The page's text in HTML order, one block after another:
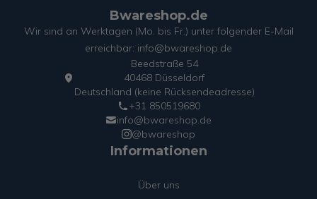
Bwareshop.de
Wir sind an Werktagen (Mo. bis Fr.) unter folgender E-Mail
erreichbar: info@bwareshop.de
Beedstraße 54
40468 Düsseldorf
Deutschland (keine Rücksendeadresse)
+31 850519680
info@bwareshop.de
@bwareshop
Informationen
Über uns